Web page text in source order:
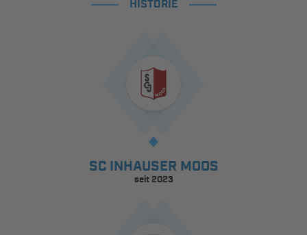
HISTORIE
SC INHAUSER MOOS
seit 2023